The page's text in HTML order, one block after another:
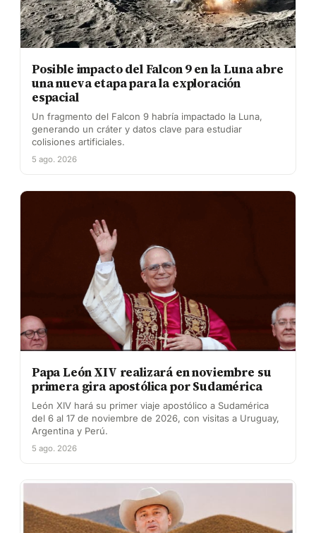
Posible impacto del Falcon 9 en la Luna abre
una nueva etapa para la exploración
espacial
Un fragmento del Falcon 9 habría impactado la Luna,
generando un cráter y datos clave para estudiar
colisiones artificiales.
5 ago. 2026
Papa León XIV realizará en noviembre su
primera gira apostólica por Sudamérica
León XIV hará su primer viaje apostólico a Sudamérica
del 6 al 17 de noviembre de 2026, con visitas a Uruguay,
Argentina y Perú.
5 ago. 2026